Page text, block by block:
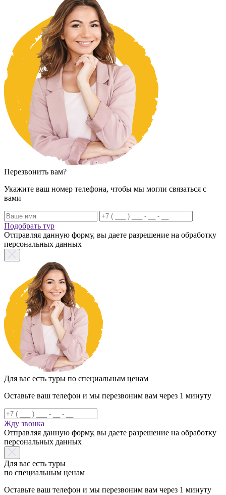
Перезвонить вам?
Укажите ваш номер телефона, чтобы мы могли связаться с
вами
Подобрать тур
Отправляя данную форму, вы даете разрешение на обработку
персональных данных
Для вас есть туры по специальным ценам
Оставьте ваш телефон и мы перезвоним вам через 1 минуту
Жду звонка
Отправляя данную форму, вы даете разрешение на обработку
персональных данных
Для вас есть туры
по специальным ценам
Оставьте ваш телефон и мы перезвоним вам через 1 минуту